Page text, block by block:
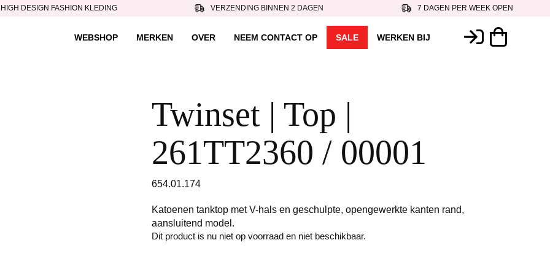
HIGH DESIGN FASHION KLEDING VERZENDING BINNEN 2 DAGEN 7 DAGEN PER WEEK OPEN
WEBSHOP MERKEN OVER NEEM CONTACT OP SALE WERKEN BIJ
Twinset | Top |
261TT2360 / 00001
654.01.174
Katoenen tanktop met V-hals en geschulpte, opengewerkte kanten rand,
aansluitend model.
Dit product is nu niet op voorraad en niet beschikbaar.